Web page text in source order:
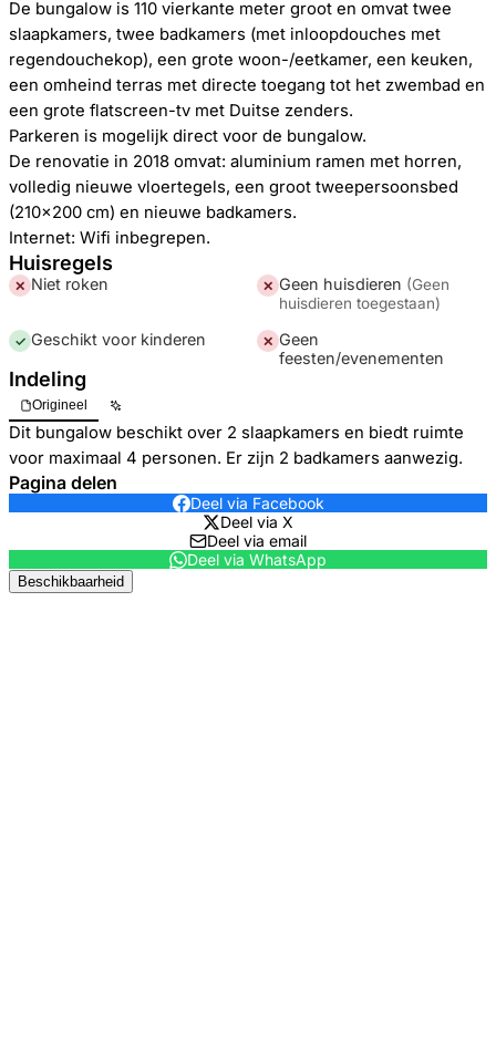
De bungalow is 110 vierkante meter groot en omvat twee
slaapkamers, twee badkamers (met inloopdouches met
regendouchekop), een grote woon-/eetkamer, een keuken,
een omheind terras met directe toegang tot het zwembad en
een grote flatscreen-tv met Duitse zenders.
Parkeren is mogelijk direct voor de bungalow.
De renovatie in 2018 omvat: aluminium ramen met horren,
volledig nieuwe vloertegels, een groot tweepersoonsbed
(210x200 cm) en nieuwe badkamers.
Internet: Wifi inbegrepen.
Huisregels
✕ Niet roken ✕ Geen huisdieren (Geen
huisdieren toegestaan)
✓ Geschikt voor kinderen ✕ Geen
feesten/evenementen
Indeling
Origineel
Dit bungalow beschikt over 2 slaapkamers en biedt ruimte
voor maximaal 4 personen. Er zijn 2 badkamers aanwezig.
Pagina delen
Deel via Facebook
Deel via X
Deel via email
Deel via WhatsApp
Beschikbaarheid